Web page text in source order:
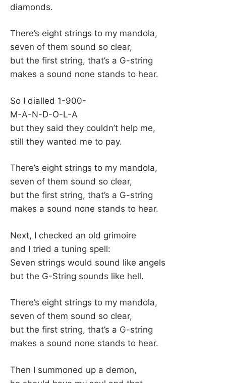
diamonds.
There’s eight strings to my mandola,
seven of them sound so clear,
but the first string, that’s a G-string
makes a sound none stands to hear.
So I dialled 1-900-
M-A-N-D-O-L-A
but they said they couldn’t help me,
still they wanted me to pay.
There’s eight strings to my mandola,
seven of them sound so clear,
but the first string, that’s a G-string
makes a sound none stands to hear.
Next, I checked an old grimoire
and I tried a tuning spell:
Seven strings would sound like angels
but the G-String sounds like hell.
There’s eight strings to my mandola,
seven of them sound so clear,
but the first string, that’s a G-string
makes a sound none stands to hear.
Then I summoned up a demon,